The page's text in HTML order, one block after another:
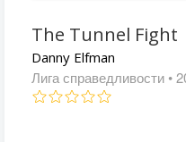
The Tunnel Fight
Danny Elfman
Лига справедливости •